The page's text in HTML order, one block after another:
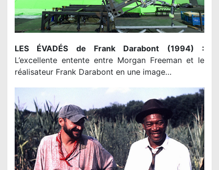
LES ÉVADÉS de Frank Darabont (1994) :
L’excellente entente entre Morgan Freeman et le
réalisateur Frank Darabont en une image…